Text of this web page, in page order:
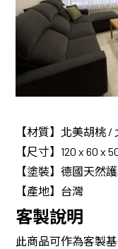
【材質】北美胡桃
【尺寸】120 x 60 x
【塗裝】德國天然
【產地】台灣
客製說明
此商品可作為客製基